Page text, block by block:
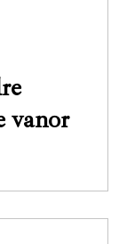
vanor